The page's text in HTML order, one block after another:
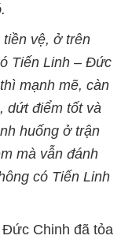
vệ, ở trên
Tiến Linh – Đức
mạnh mẽ, càn
dứt điểm tốt và
huống ở trận
mà vẫn đánh
có Tiến Linh
Đức Chinh đã tỏa